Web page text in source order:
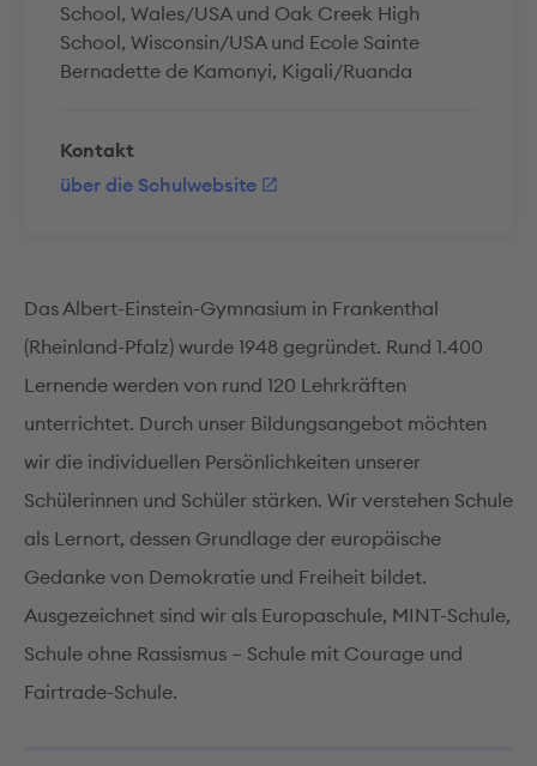
School, Wales/USA und Oak Creek High
School, Wisconsin/USA und Ecole Sainte
Bernadette de Kamonyi, Kigali/Ruanda
Kontakt
über die Schulwebsite
Das Albert-Einstein-Gymnasium in Frankenthal
(Rheinland-Pfalz) wurde 1948 gegründet. Rund 1.400
Lernende werden von rund 120 Lehrkräften
unterrichtet. Durch unser Bildungsangebot möchten
wir die individuellen Persönlichkeiten unserer
Schülerinnen und Schüler stärken. Wir verstehen Schule
als Lernort, dessen Grundlage der europäische
Gedanke von Demokratie und Freiheit bildet.
Ausgezeichnet sind wir als Europaschule, MINT-Schule,
Schule ohne Rassismus – Schule mit Courage und
Fairtrade-Schule.